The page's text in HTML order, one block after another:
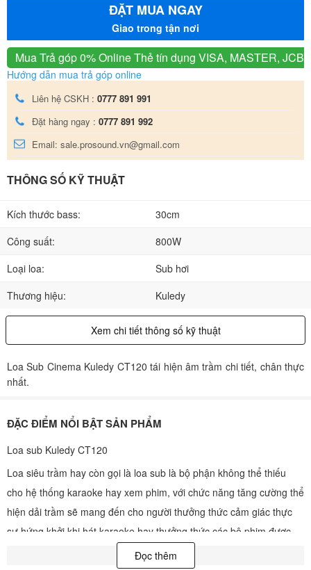
ĐẶT MUA NGAY
Giao trong tận nơi
Mua Trả góp 0% OnlineThẻ tín dụng VISA, MASTER, JCB
Hướng dẫn mua trả góp online
Liên hệ CSKH : 0777 891 991
Đặt hàng ngay : 0777 891 992
Email: sale.prosound.vn@gmail.com
THÔNG SỐ KỸ THUẬT
Kích thước bass:
30cm
Công suất:
800W
Loại loa:
Sub hơi
Thương hiệu:
Kuledy
Xem chi tiết thông số kỹ thuật
Loa Sub Cinema Kuledy CT120 tái hiện âm trầm chi tiết, chân thực
nhất.
ĐẶC ĐIỂM NỔI BẬT SẢN PHẨM
Loa sub Kuledy CT120
Loa siêu trầm hay còn gọi là loa sub là bộ phận không thể thiếu
cho hệ thống karaoke hay xem phim, với chức năng tăng cường thể
hiện dải trầm sẽ mang đến cho người thưởng thức cảm giác thực
sự hứng khởi khi hát karaoke hay thưởng thức các bộ phim được
đầu tư hiệu ứng có chất lượng âm thanh tốt.
Đọc thêm